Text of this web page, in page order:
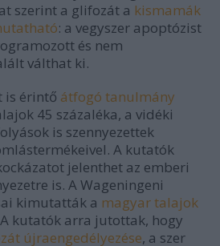
szerint a glifozát a kismamák
: a vegyszer apoptózist
és nem
válthat ki.
is érintő átfogó tanulmány
45 százaléka, a vidéki
is szennyezettek
A kutatók
jelenthet az emberi
is. A Wageningeni
kimutatták a magyar talajok
kutatók arra jutottak, hogy
újraengedélyezése, a szer